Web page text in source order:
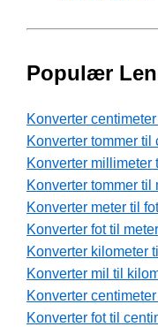
Populær
Konverter
Konverter tommer til
Konverter millimeter
Konverter tommer til
Konverter meter til fot
Konverter fot til meter
Konverter kilometer
Konverter mil til
Konverter
Konverter fot til